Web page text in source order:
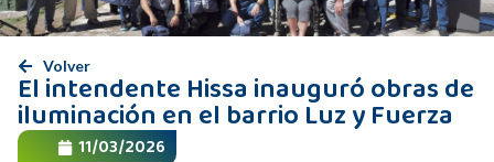
Volver
El intendente Hissa inauguró obras de
iluminación en el barrio Luz y Fuerza
11/03/2026